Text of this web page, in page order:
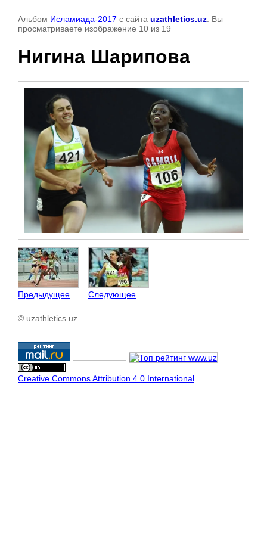
Альбом Исламиада-2017 с сайта uzathletics.uz . Вы
просматриваете изображение 10 из 19
Нигина Шарипова
Предыдущее Следующее
© uzathletics.uz
Creative Commons Attribution 4.0 International